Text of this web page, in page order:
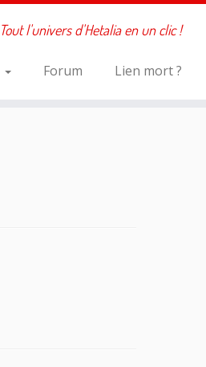
Tout l'univers d'Hetalia en un clic !
Forum Lien mort ?